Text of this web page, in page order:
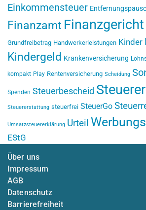
Einkommensteuer
Finanzamt Finanzgericht
Grundfreibetrag Handwerkerleistungen Kinder
Kindergeld Krankenversicherung
kompakt Play Rentenversicherung Scheidung
Spenden Steuerbescheid
Steuererstattung steuerfrei SteuerGo
Umsatzsteuererklärung Urteil
EStG
Über uns
Impressum
AGB
Datenschutz
Barrierefreiheit